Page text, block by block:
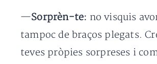
—Sorprèn-te: no visquis
tampoc de braços plegats.
teves pròpies sorpreses i